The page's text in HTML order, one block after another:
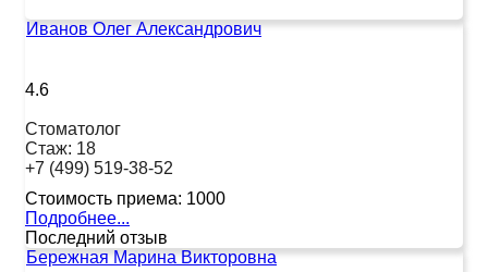
Иванов Олег Александрович
4.6
Стоматолог
Стаж: 18
+7 (499) 519-38-52
Стоимость приема: 1000
Подробнее...
Последний отзыв
Бережная Марина Викторовна